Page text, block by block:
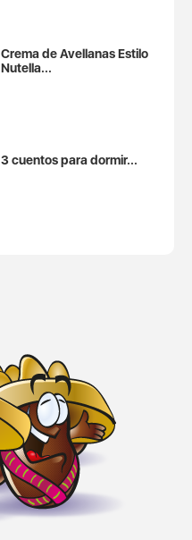
Crema de Avellanas Estilo
Nutella...
3 cuentos para dormir...